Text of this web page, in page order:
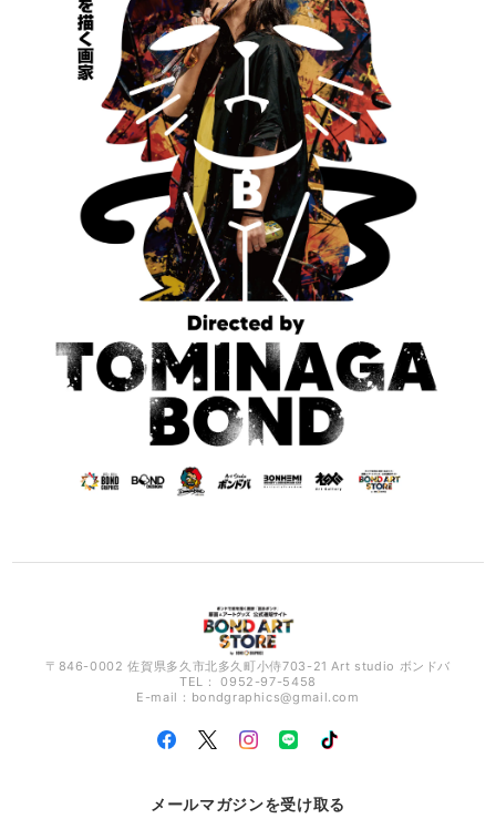
〒846-0002 佐賀県多久市北多久町小侍703-21 Art studio ボンドバ
TEL： 0952-97-5458
E-mail： bondgraphics@gmail.com
メールマガジンを受け取る